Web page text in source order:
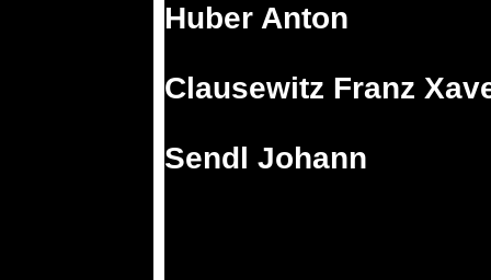
Huber Anton
Clausewitz Franz
Sendl Johann